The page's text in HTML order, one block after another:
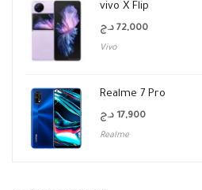
vivo X Flip
72,000 د.ج
Vivo
Realme 7 Pro
17,900 د.ج
Realme